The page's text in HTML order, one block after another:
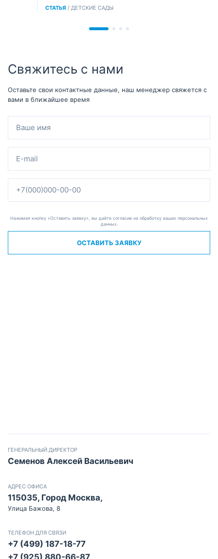
СТАТЬЯ / ДЕТСКИЕ САДЫ
Свяжитесь с нами
Оставьте свои контактные данные, наш менеджер свяжется с
вами в ближайшее время
Нажимая кнопку «Оставить заявку», вы даёте согласие на обработку ваших персональных
данных.
ОСТАВИТЬ ЗАЯВКУ
ГЕНЕРАЛЬНЫЙ ДИРЕКТОР
Семенов Алексей Васильевич
АДРЕС ОФИСА
115035, Город Москва,
Улица Бажова, 8
ТЕЛЕФОН ДЛЯ СВЯЗИ
+7 (499) 187-18-77
+7 (925) 880-66-87